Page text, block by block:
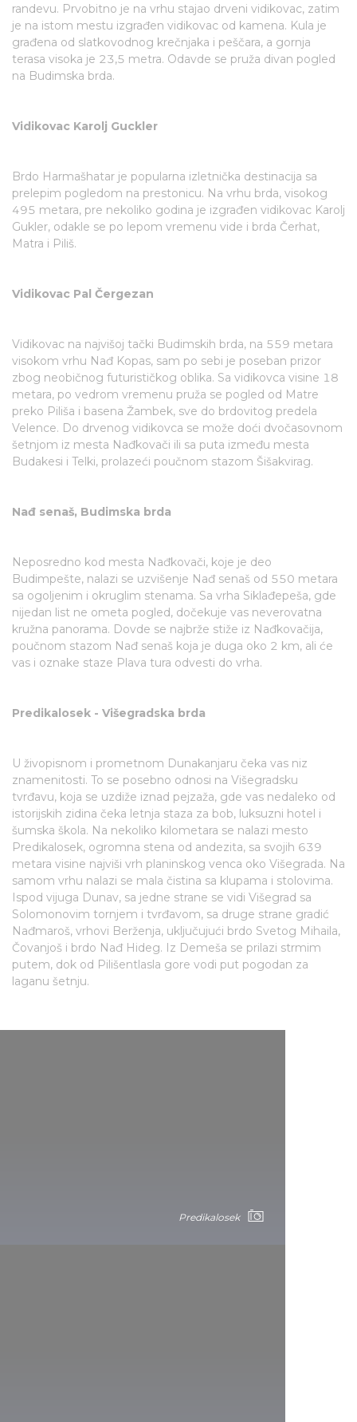
randevu. Prvobitno je na vrhu stajao drveni vidikovac, zatim
je na istom mestu izgrađen vidikovac od kamena. Kula je
građena od slatkovodnog krečnjaka i peščara, a gornja
terasa visoka je 23,5 metra. Odavde se pruža divan pogled
na Budimska brda.
Vidikovac Karolj Guckler
Brdo Harmašhatar je popularna izletnička destinacija sa
prelepim pogledom na prestonicu. Na vrhu brda, visokog
495 metara, pre nekoliko godina je izgrađen vidikovac Karolj
Gukler, odakle se po lepom vremenu vide i brda Čerhat,
Matra i Piliš.
Vidikovac Pal Čergezan
Vidikovac na najvišoj tački Budimskih brda, na 559 metara
visokom vrhu Nađ Kopas, sam po sebi je poseban prizor
zbog neobičnog futurističkog oblika. Sa vidikovca visine 18
metara, po vedrom vremenu pruža se pogled od Matre
preko Piliša i basena Žambek, sve do brdovitog predela
Velence. Do drvenog vidikovca se može doći dvočasovnom
šetnjom iz mesta Nađkovači ili sa puta između mesta
Budakesi i Telki, prolazeći poučnom stazom Šišakvirag.
Nađ senaš, Budimska brda
Neposredno kod mesta Nađkovači, koje je deo
Budimpešte, nalazi se uzvišenje Nađ senaš od 550 metara
sa ogoljenim i okruglim stenama. Sa vrha Siklađepeša, gde
nijedan list ne ometa pogled, dočekuje vas neverovatna
kružna panorama. Dovde se najbrže stiže iz Nađkovačija,
poučnom stazom Nađ senaš koja je duga oko 2 km, ali će
vas i oznake staze Plava tura odvesti do vrha.
Predikalosek - Višegradska brda
U živopisnom i prometnom Dunakanjaru čeka vas niz
znamenitosti. To se posebno odnosi na Višegradsku
tvrđavu, koja se uzdiže iznad pejzaža, gde vas nedaleko od
istorijskih zidina čeka letnja staza za bob, luksuzni hotel i
šumska škola. Na nekoliko kilometara se nalazi mesto
Predikalosek, ogromna stena od andezita, sa svojih 639
metara visine najviši vrh planinskog venca oko Višegrada. Na
samom vrhu nalazi se mala čistina sa klupama i stolovima.
Ispod vijuga Dunav, sa jedne strane se vidi Višegrad sa
Solomonovim tornjem i tvrđavom, sa druge strane gradić
Nađmaroš, vrhovi Berženja, uključujući brdo Svetog Mihaila,
Čovanjoš i brdo Nađ Hideg. Iz Demeša se prilazi strmim
putem, dok od Pilišentlasla gore vodi put pogodan za
laganu šetnju.
Predikalosek